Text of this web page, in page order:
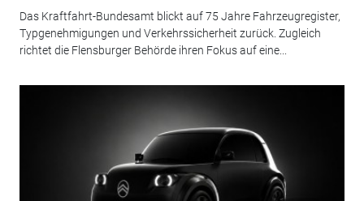
Das Kraftfahrt-Bundesamt blickt auf 75 Jahre Fahrzeugregister,
Typgenehmigungen und Verkehrssicherheit zurück. Zugleich
richtet die Flensburger Behörde ihren Fokus auf eine...